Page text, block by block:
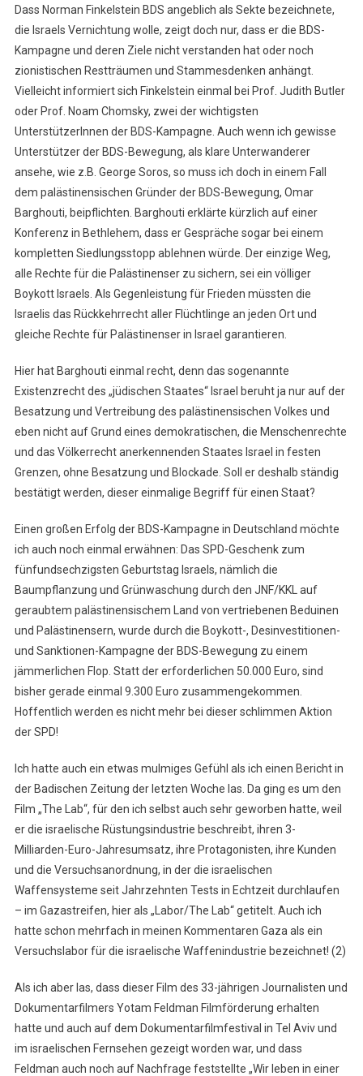
Dass Norman Finkelstein BDS angeblich als Sekte bezeichnete,
die Israels Vernichtung wolle, zeigt doch nur, dass er die BDS-
Kampagne und deren Ziele nicht verstanden hat oder noch
zionistischen Restträumen und Stammesdenken anhängt.
Vielleicht informiert sich Finkelstein einmal bei Prof. Judith Butler
oder Prof. Noam Chomsky, zwei der wichtigsten
UnterstützerInnen der BDS-Kampagne. Auch wenn ich gewisse
Unterstützer der BDS-Bewegung, als klare Unterwanderer
ansehe, wie z.B. George Soros, so muss ich doch in einem Fall
dem palästinensischen Gründer der BDS-Bewegung, Omar
Barghouti, beipflichten. Barghouti erklärte kürzlich auf einer
Konferenz in Bethlehem, dass er Gespräche sogar bei einem
kompletten Siedlungsstopp ablehnen würde. Der einzige Weg,
alle Rechte für die Palästinenser zu sichern, sei ein völliger
Boykott Israels. Als Gegenleistung für Frieden müssten die
Israelis das Rückkehrrecht aller Flüchtlinge an jeden Ort und
gleiche Rechte für Palästinenser in Israel garantieren.
Hier hat Barghouti einmal recht, denn das sogenannte
Existenzrecht des „jüdischen Staates“ Israel beruht ja nur auf der
Besatzung und Vertreibung des palästinensischen Volkes und
eben nicht auf Grund eines demokratischen, die Menschenrechte
und das Völkerrecht anerkennenden Staates Israel in festen
Grenzen, ohne Besatzung und Blockade. Soll er deshalb ständig
bestätigt werden, dieser einmalige Begriff für einen Staat?
Einen großen Erfolg der BDS-Kampagne in Deutschland möchte
ich auch noch einmal erwähnen: Das SPD-Geschenk zum
fünfundsechzigsten Geburtstag Israels, nämlich die
Baumpflanzung und Grünwaschung durch den JNF/KKL auf
geraubtem palästinensischem Land von vertriebenen Beduinen
und Palästinensern, wurde durch die Boykott-, Desinvestitionen-
und Sanktionen-Kampagne der BDS-Bewegung zu einem
jämmerlichen Flop. Statt der erforderlichen 50.000 Euro, sind
bisher gerade einmal 9.300 Euro zusammengekommen.
Hoffentlich werden es nicht mehr bei dieser schlimmen Aktion
der SPD!
Ich hatte auch ein etwas mulmiges Gefühl als ich einen Bericht in
der Badischen Zeitung der letzten Woche las. Da ging es um den
Film „The Lab“, für den ich selbst auch sehr geworben hatte, weil
er die israelische Rüstungsindustrie beschreibt, ihren 3-
Milliarden-Euro-Jahresumsatz, ihre Protagonisten, ihre Kunden
und die Versuchsanordnung, in der die israelischen
Waffensysteme seit Jahrzehnten Tests in Echtzeit durchlaufen
– im Gazastreifen, hier als „Labor/The Lab“ getitelt. Auch ich
hatte schon mehrfach in meinen Kommentaren Gaza als ein
Versuchslabor für die israelische Waffenindustrie bezeichnet! (2)
Als ich aber las, dass dieser Film des 33-jährigen Journalisten und
Dokumentarfilmers Yotam Feldman Filmförderung erhalten
hatte und auch auf dem Dokumentarfilmfestival in Tel Aviv und
im israelischen Fernsehen gezeigt worden war, und dass
Feldman auch noch auf Nachfrage feststellte „Wir leben in einer